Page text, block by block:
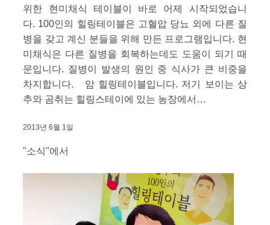
위한 현미채식 테이블이 바로 어제 시작되었습니
다. 100인의 힐링테이블은 고혈압 당뇨 외에 다른 질
병을 갖고 계신 분들을 위해 만든 프로그램입니다. 현
미채식은 다른 질병을 회복하는데도 도움이 되기 때
문입니다. 질병이 발생의 원인 중 식사가 큰 비중을
차지합니다. 암 힐링테이블입니다. 저기 보이는 상
추와 곰취는 힐링스테이에 있는 농장에서…
2013년 6월 1일
"소식"에서